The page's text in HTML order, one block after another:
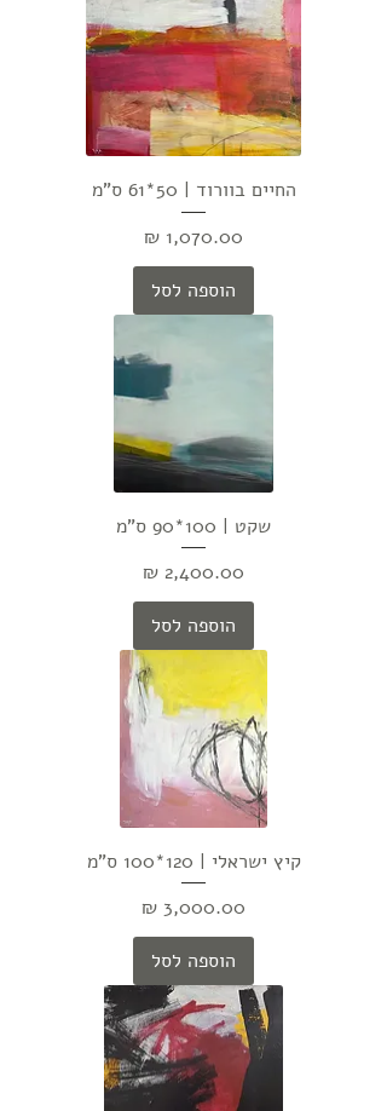
החיים בוורוד | 50*61 ס"מ
מחיר
הוספה לסל
שקט | 100*90 ס"מ
מחיר
הוספה לסל
קיץ ישראלי | 120*100 ס"מ
מחיר
הוספה לסל